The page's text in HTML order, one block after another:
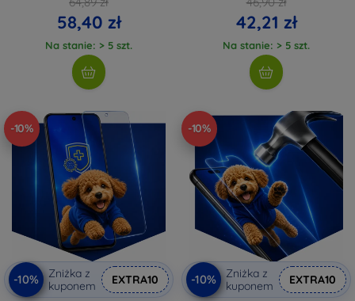
58,40 zł
Na stanie: > 5 szt.
42,21 zł
Na stanie: > 5 szt.
-10%
-10%
Zniżka z
kuponem
EXTRA10
-10%
-10%
Zniżka z
kuponem
EXTRA10